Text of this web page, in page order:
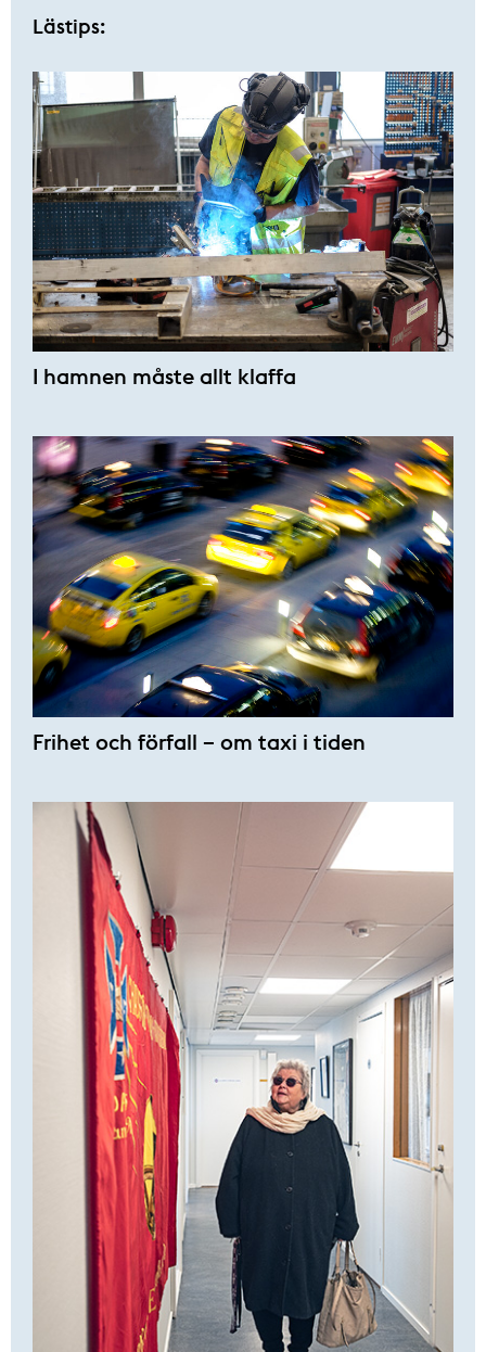
Lästips:
I hamnen måste allt klaffa
Frihet och förfall – om taxi i tiden